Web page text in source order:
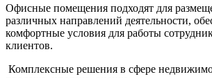
Офисные помещения подходят для
различных направлений деятельности,
комфортные условия для работы
клиентов.
Комплексные решения в сфере